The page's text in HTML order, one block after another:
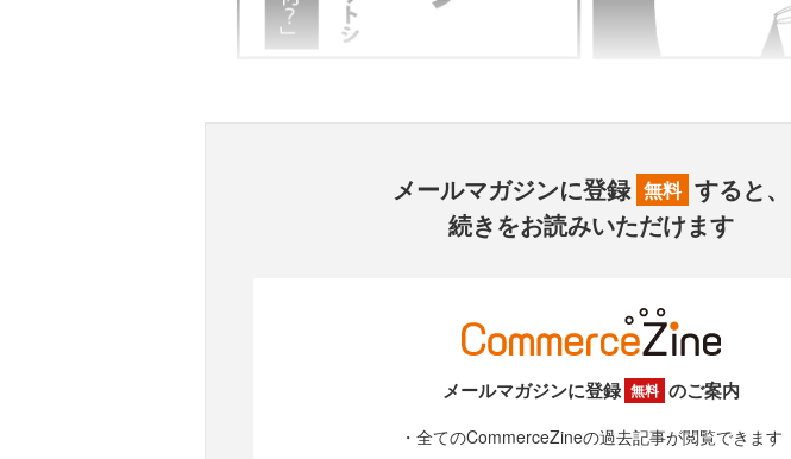
メールマガジンに登録 無料 すると、
続きをお読みいただけます
メールマガジンに登録 無料 のご案内
・全てのCommerceZineの過去記事が閲覧できます